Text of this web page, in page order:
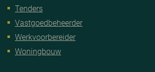
Tenders
Vastgoedbeheerder
Werkvoorbereider
Woningbouw